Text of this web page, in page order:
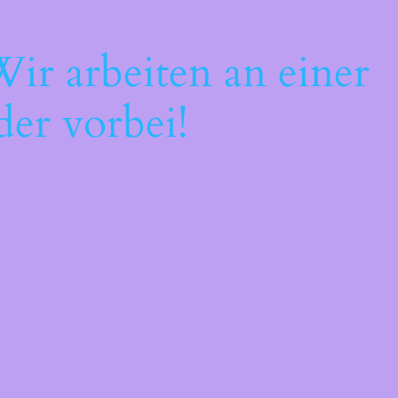
arbeiten an einer
vorbei!